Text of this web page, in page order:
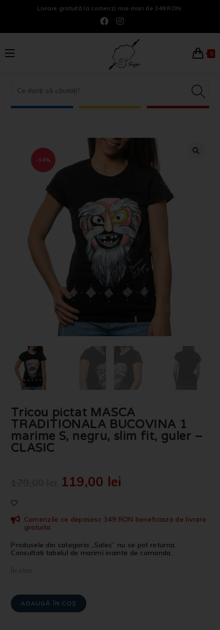
Livrare gratuită la comenzi mai mari de 349 RON.
0
-34%
Tricou pictat MASCA
TRADITIONALA BUCOVINA 1
marime S, negru, slim fit, guler –
CLASIC
119,00 lei
Comenzile ce depasesc 349 RON beneficiaza de livrare
gratuita.
Produsele din categoria „Sales” nu se pot returna.
Consultati tabelul de marimi inainte de comanda.
În stoc
ADAUGĂ ÎN COȘ